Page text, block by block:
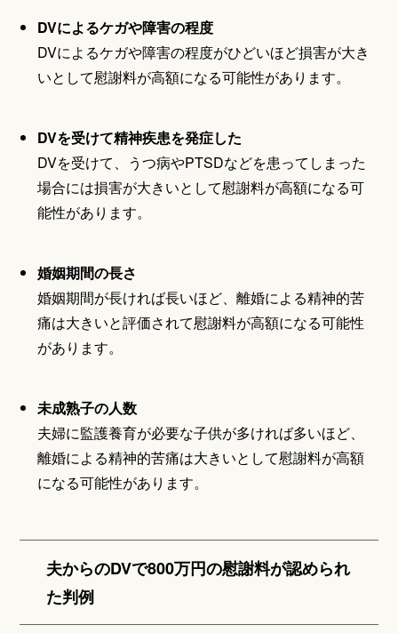
DVによるケガや障害の程度
DVによるケガや障害の程度がひどいほど損害が大き
いとして慰謝料が高額になる可能性があります。
DVを受けて精神疾患を発症した
DVを受けて、うつ病やPTSDなどを患ってしまった
場合には損害が大きいとして慰謝料が高額になる可
能性があります。
婚姻期間の長さ
婚姻期間が長ければ長いほど、離婚による精神的苦
痛は大きいと評価されて慰謝料が高額になる可能性
があります。
未成熟子の人数
夫婦に監護養育が必要な子供が多ければ多いほど、
離婚による精神的苦痛は大きいとして慰謝料が高額
になる可能性があります。
夫からのDVで800万円の慰謝料が認められ
た判例